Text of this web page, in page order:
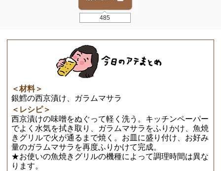
485
＜材料＞
銀鱈の西京漬け、ガラムマサラ
＜レシピ＞
西京漬けの味噌をぬぐって軽く洗う。キッチンペーパー
でよく水気を拭き取り、ガラムマサラをふりかけ、魚焼
きグリルで火が通るまで焼く。お皿に盛り付け、お好み
量のガラムマサラを再度ふりかけて完成。
★お使いの魚焼きグリルの機種によって調理時間は異な
ります。